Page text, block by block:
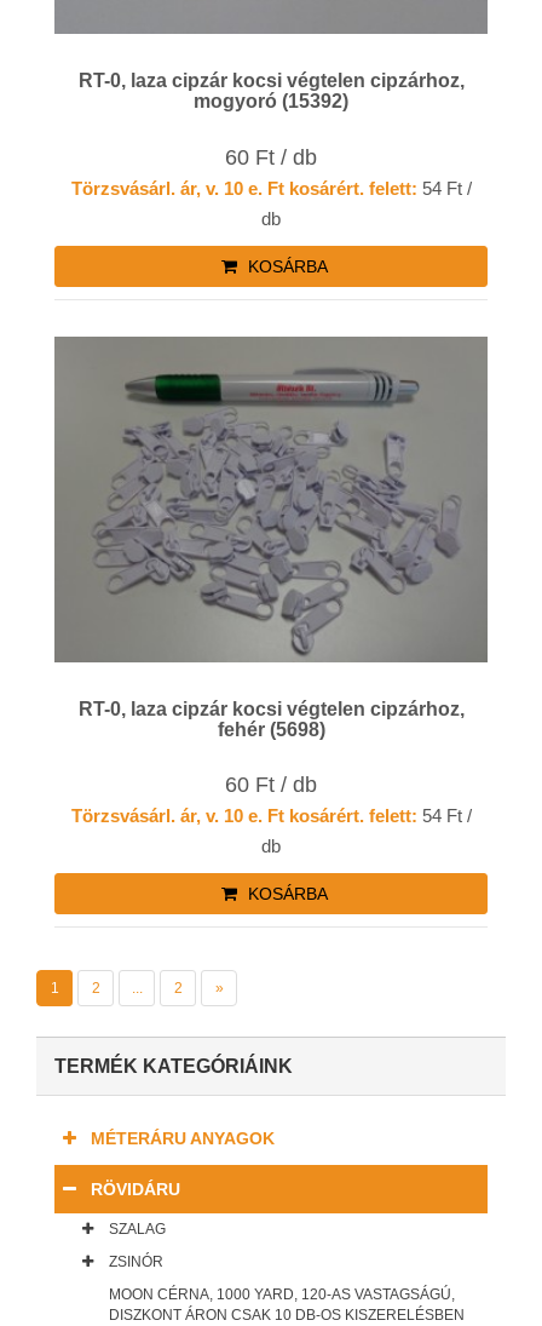
RT-0, laza cipzár kocsi végtelen cipzárhoz,
mogyoró (15392)
60 Ft / db
Törzsvásárl. ár, v. 10 e. Ft kosárért. felett: 54 Ft /
db
KOSÁRBA
RT-0, laza cipzár kocsi végtelen cipzárhoz,
fehér (5698)
60 Ft / db
Törzsvásárl. ár, v. 10 e. Ft kosárért. felett: 54 Ft /
db
KOSÁRBA
1 2 ... 2 »
TERMÉK KATEGÓRIÁINK
MÉTERÁRU ANYAGOK
RÖVIDÁRU
SZALAG
ZSINÓR
MOON CÉRNA, 1000 YARD, 120-AS VASTAGSÁGÚ,
DISZKONT ÁRON CSAK 10 DB-OS KISZERELÉSBEN